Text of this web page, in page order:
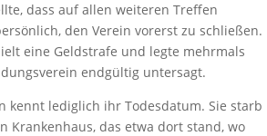
dass auf allen weiteren Treffen
den Verein vorerst zu schließen.
eine Geldstrafe und legte mehrmals
endgültig untersagt.
kennt lediglich ihr Todesdatum. Sie starb
Krankenhaus, das etwa dort stand, wo